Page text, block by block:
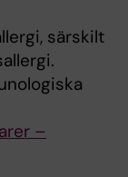
särskilt
–